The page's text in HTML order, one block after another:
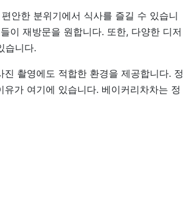
안한 분위기에서 식사를 즐길 수 있습니
이 재방문을 원합니다. 또한, 다양한 디저
습니다.
촬영에도 적합한 환경을 제공합니다. 정
가 여기에 있습니다. 베이커리차차는 정